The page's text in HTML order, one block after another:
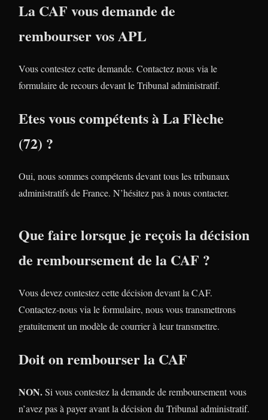
La CAF vous demande de
rembourser vos APL
Vous contestez cette demande. Contactez nous via le
formulaire de recours devant le Tribunal administratif.
Etes vous compétents à La Flèche
(72) ?
Oui, nous sommes compétents devant tous les tribunaux
administratifs de France. N’hésitez pas à nous contacter.
Que faire lorsque je reçois la décision
de remboursement de la CAF ?
Vous devez contestez cette décision devant la CAF.
Contactez-nous via le formulaire, nous vous transmettrons
gratuitement un modèle de courrier à leur transmettre.
Doit on rembourser la CAF
NON.Si vous contestez la demande de remboursement vous
n’avez pas à payer avant la décision du Tribunal administratif.